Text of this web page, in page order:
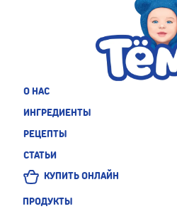
О НАС
ИНГРЕДИЕНТЫ
РЕЦЕПТЫ
СТАТЬИ
КУПИТЬ ОНЛАЙН
ПРОДУКТЫ